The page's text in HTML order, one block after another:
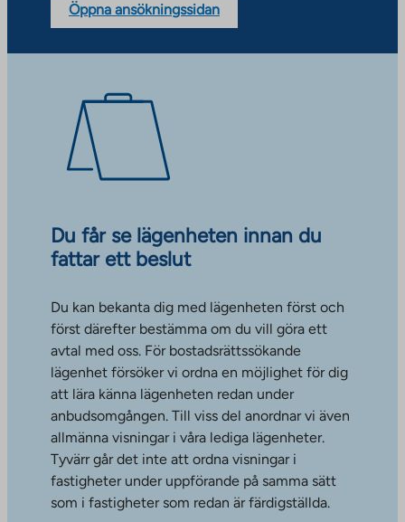
Öppna ansökningssidan
Du får se lägenheten innan du
fattar ett beslut
Du kan bekanta dig med lägenheten först och
först därefter bestämma om du vill göra ett
avtal med oss. För bostadsrättssökande
lägenhet försöker vi ordna en möjlighet för dig
att lära känna lägenheten redan under
anbudsomgången. Till viss del anordnar vi även
allmänna visningar i våra lediga lägenheter.
Tyvärr går det inte att ordna visningar i
fastigheter under uppförande på samma sätt
som i fastigheter som redan är färdigställda.